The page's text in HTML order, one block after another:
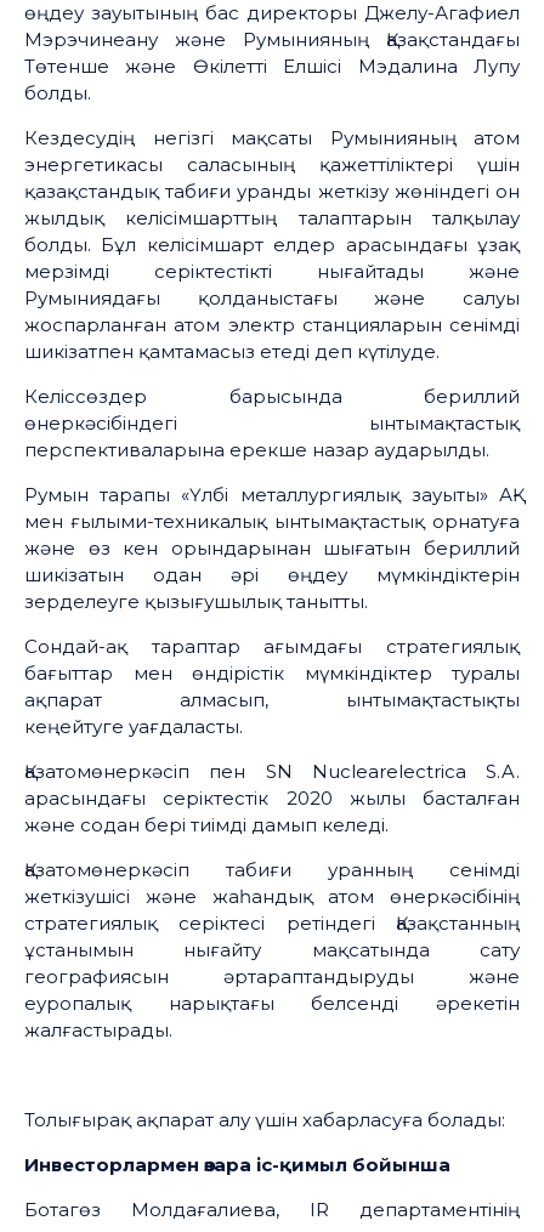
өңдеу зауытының бас директоры Джелу-Агафиел
Мэрэчинеану және Румынияның Қазақстандағы
Төтенше және Өкілетті Елшісі Мэдалина Лупу
болды.
Кездесудің негізгі мақсаты Румынияның атом
энергетикасы саласының қажеттіліктері үшін
қазақстандық табиғи уранды жеткізу жөніндегі он
жылдық келісімшарттың талаптарын талқылау
болды. Бұл келісімшарт елдер арасындағы ұзақ
мерзімді серіктестікті нығайтады және
Румыниядағы қолданыстағы және салуы
жоспарланған атом электр станцияларын сенімді
шикізатпен қамтамасыз етеді деп күтілуде.
Келіссөздер барысында бериллий
өнеркәсібіндегі ынтымақтастық
перспективаларына ерекше назар аударылды.
Румын тарапы «Үлбі металлургиялық зауыты» АҚ-
мен ғылыми-техникалық ынтымақтастық орнатуға
және өз кен орындарынан шығатын бериллий
шикізатын одан әрі өңдеу мүмкіндіктерін
зерделеуге қызығушылық танытты.
Сондай-ақ тараптар ағымдағы стратегиялық
бағыттар мен өндірістік мүмкіндіктер туралы
ақпарат алмасып, ынтымақтастықты
кеңейтуге уағдаласты.
Қазатомөнеркәсіп пен SN Nuclearelectrica S.A.
арасындағы серіктестік 2020 жылы басталған
және содан бері тиімді дамып келеді.
Қазатомөнеркәсіп табиғи уранның сенімді
жеткізушісі және жаһандық атом өнеркәсібінің
стратегиялық серіктесі ретіндегі Қазақстанның
ұстанымын нығайту мақсатында сату
географиясын әртараптандыруды және
еуропалық нарықтағы белсенді әрекетін
жалғастырады.
Толығырақ ақпарат алу үшін хабарласуға болады:
Инвесторлармен өзара іс-қимыл бойынша
Ботагөз Молдағалиева, IR департаментінің